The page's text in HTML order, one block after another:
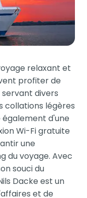
relaxant et
profiter de
divers
collations légères
également d'une
Wi-Fi gratuite
une
du voyage. Avec
souci du
Dacke est un
et de